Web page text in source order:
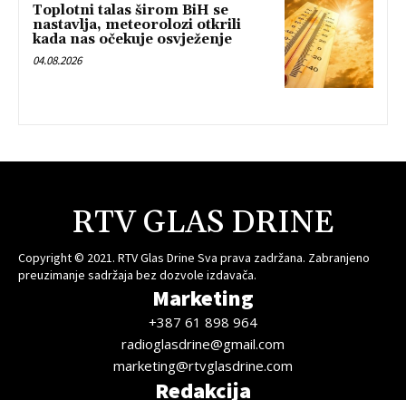
Toplotni talas širom BiH se
nastavlja, meteorolozi otkrili
kada nas očekuje osvježenje
04.08.2026
RTV GLAS DRINE
Copyright © 2021. RTV Glas Drine Sva prava zadržana. Zabranjeno
preuzimanje sadržaja bez dozvole izdavača.
Marketing
+387 61 898 964
radioglasdrine@gmail.com
marketing@rtvglasdrine.com
Redakcija